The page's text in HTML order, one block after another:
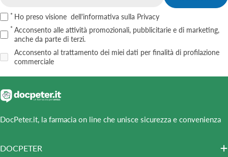
Ho preso visione dell'informativa sulla Privacy
Acconsento alle attività promozionali, pubblicitarie e di marketing,
anche da parte di terzi.
Acconsento al trattamento dei miei dati per finalità di profilazione
commerciale
DocPeter.it, la farmacia on line che unisce sicurezza e convenienza
DOCPETER